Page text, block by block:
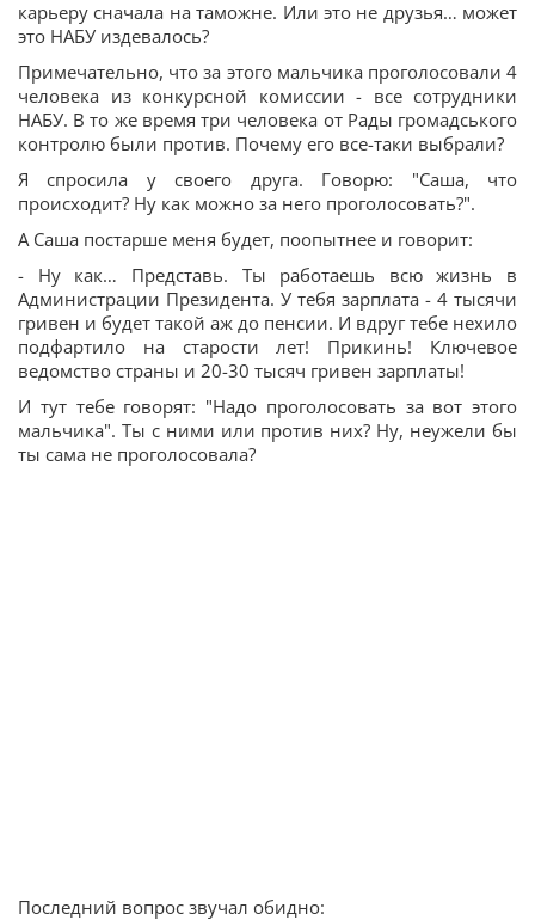
карьеру сначала на таможне. Или это не друзья… может
это НАБУ издевалось?
Примечательно, что за этого мальчика проголосовали 4
человека из конкурсной комиссии - все сотрудники
НАБУ. В то же время три человека от Рады громадського
контролю были против. Почему его все-таки выбрали?
Я спросила у своего друга. Говорю: "Саша, что
происходит? Ну как можно за него проголосовать?".
А Саша постарше меня будет, поопытнее и говорит:
- Ну как… Представь. Ты работаешь всю жизнь в
Администрации Президента. У тебя зарплата - 4 тысячи
гривен и будет такой аж до пенсии. И вдруг тебе нехило
подфартило на старости лет! Прикинь! Ключевое
ведомство страны и 20-30 тысяч гривен зарплаты!
И тут тебе говорят: "Надо проголосовать за вот этого
мальчика". Ты с ними или против них? Ну, неужели бы
ты сама не проголосовала?
Последний вопрос звучал обидно: